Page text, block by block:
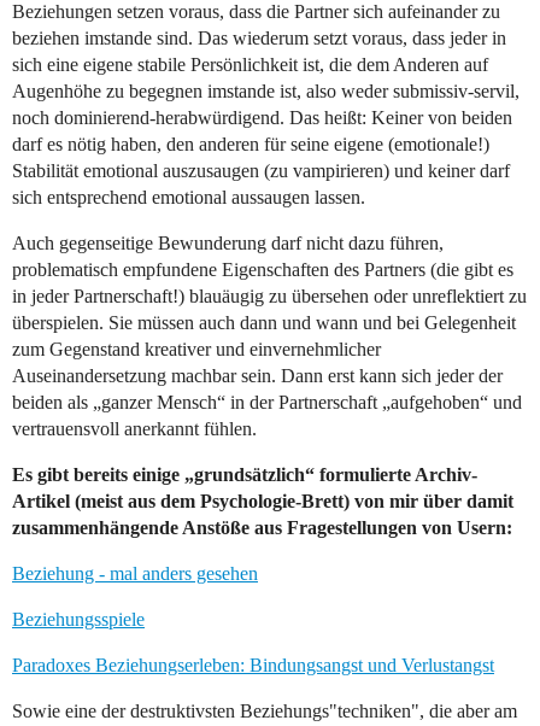
Beziehungen setzen voraus, dass die Partner sich aufeinander zu
beziehen imstande sind. Das wiederum setzt voraus, dass jeder in
sich eine eigene stabile Persönlichkeit ist, die dem Anderen auf
Augenhöhe zu begegnen imstande ist, also weder submissiv-servil,
noch dominierend-herabwürdigend. Das heißt: Keiner von beiden
darf es nötig haben, den anderen für seine eigene (emotionale!)
Stabilität emotional auszusaugen (zu vampirieren) und keiner darf
sich entsprechend emotional aussaugen lassen.
Auch gegenseitige Bewunderung darf nicht dazu führen,
problematisch empfundene Eigenschaften des Partners (die gibt es
in jeder Partnerschaft!) blauäugig zu übersehen oder unreflektiert zu
überspielen. Sie müssen auch dann und wann und bei Gelegenheit
zum Gegenstand kreativer und einvernehmlicher
Auseinandersetzung machbar sein. Dann erst kann sich jeder der
beiden als „ganzer Mensch“ in der Partnerschaft „aufgehoben“ und
vertrauensvoll anerkannt fühlen.
Es gibt bereits einige „grundsätzlich“ formulierte Archiv-
Artikel (meist aus dem Psychologie-Brett) von mir über damit
zusammenhängende Anstöße aus Fragestellungen von Usern:
Beziehung - mal anders gesehen
Beziehungsspiele
Paradoxes Beziehungserleben: Bindungsangst und Verlustangst
Sowie eine der destruktivsten Beziehungs"techniken", die aber am